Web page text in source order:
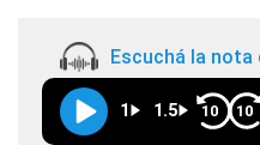
Escuchá la nota
1 1.5 10 10